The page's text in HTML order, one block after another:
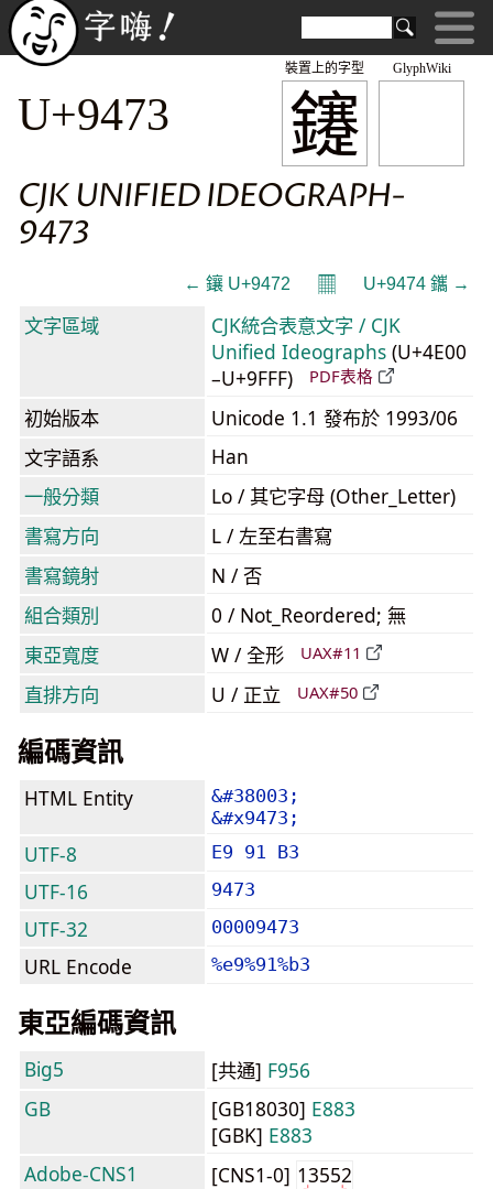
GlyphWiki
鑳
裝置上的字型
U+9473
CJK UNIFIED IDEOGRAPH-
9473
← 鑲 U+9472 𝄜 U+9474 鑴 →
文字區域
CJK統合表意文字 / CJK
Unified Ideographs (U+4E00
–U+9FFF)
PDF表格
初始版本
Unicode 1.1 發布於 1993/06
文字語系
Han
一般分類
Lo / 其它字母 (Other_Letter)
書寫方向
L / 左至右書寫
書寫鏡射
N / 否
組合類別
0 / Not_Reordered; 無
東亞寬度
W / 全形 UAX#11
直排方向 U / 正立 UAX#50
編碼資訊
HTML Entity
&#38003;
&#x9473;
UTF-8 E9 91 B3
UTF-16 9473
UTF-32 00009473
URL Encode %e9%91%b3
東亞編碼資訊
Big5 [共通] F956
GB
[GB18030] E883
[GBK] E883
Adobe-CNS1
[CNS1-0] 13552